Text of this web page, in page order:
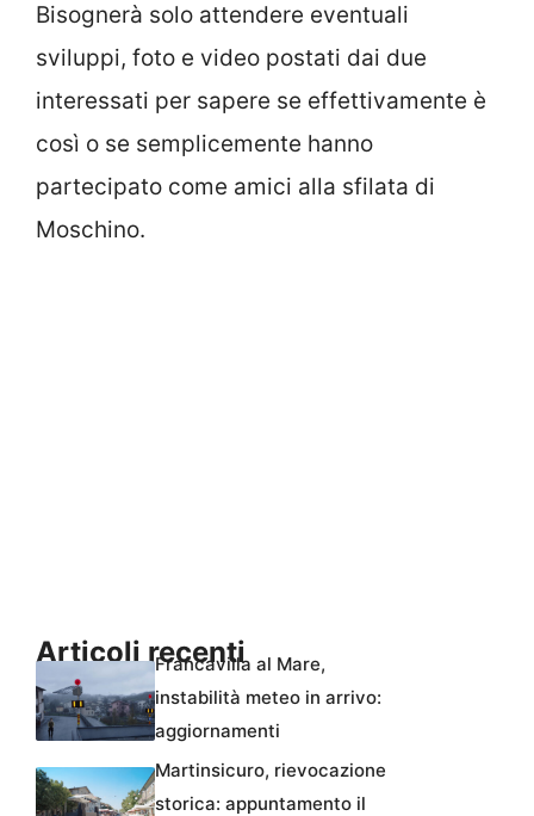
Bisognerà solo attendere eventuali
sviluppi, foto e video postati dai due
interessati per sapere se effettivamente è
così o se semplicemente hanno
partecipato come amici alla sfilata di
Moschino.
Articoli recenti
Francavilla al Mare,
instabilità meteo in arrivo:
aggiornamenti
Martinsicuro, rievocazione
storica: appuntamento il